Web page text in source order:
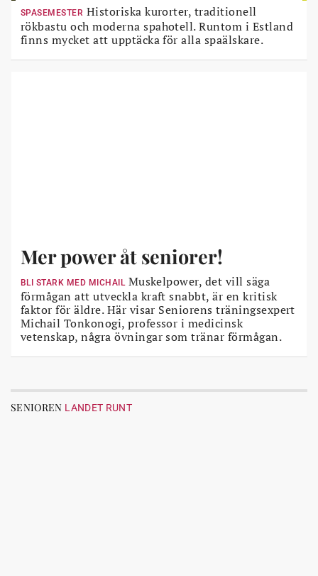
SPASEMESTER Historiska kurorter, traditionell
rökbastu och moderna spahotell. Runtom i Estland
finns mycket att upptäcka för alla spaälskare.
Mer power åt seniorer!
BLI STARK MED MICHAILMuskelpower, det vill säga
förmågan att utveckla kraft snabbt, är en kritisk
faktor för äldre. Här visar Seniorens träningsexpert
Michail Tonkonogi, professor i medicinsk
vetenskap, några övningar som tränar förmågan.
SENIOREN LANDET RUNT